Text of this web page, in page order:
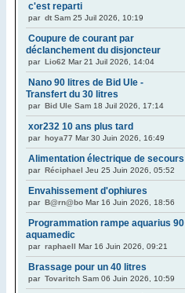
c'est reparti
par dt Sam 25 Juil 2026, 10:19
Coupure de courant par
déclanchement du disjoncteur
par Lio62 Mar 21 Juil 2026, 14:04
Nano 90 litres de Bid Ule -
Transfert du 30 litres
par Bid Ule Sam 18 Juil 2026, 17:14
xor232 10 ans plus tard
par hoya77 Mar 30 Juin 2026, 16:49
Alimentation électrique de secours
par Réciphael Jeu 25 Juin 2026, 05:52
Envahissement d'ophiures
par B@rn@bo Mar 16 Juin 2026, 18:56
Programmation rampe aquarius 90
aquamedic
par raphaell Mar 16 Juin 2026, 09:21
Brassage pour un 40 litres
par Tovaritch Sam 06 Juin 2026, 10:59